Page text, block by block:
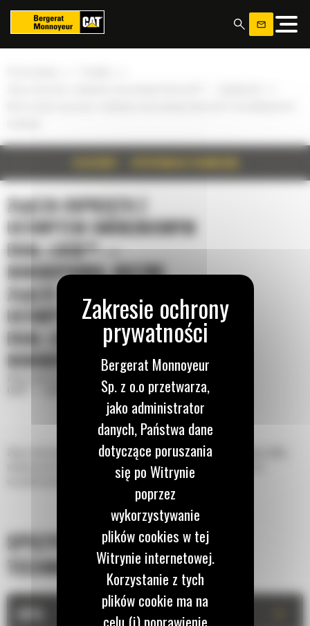
ZŁĄCZA OSPRZĘTU Z
UCHWYTEM SWORZNIOWYM
DUAL LOCK™ —
MINIKOPARKA, RĘCZNE
ZŁĄCZE OSPRZĘTU Z
UCHWYTEM SWORZNIOWYM
DUAL LOCK™ DO
MINIKOPAREK 5-TONOWYCH
Złącza osprzętu z uchwytem sworzniowym Dual Lock™ Cat® umożliwiają szybką
wymianę osprzętu roboczego — z korzyścią dla ogólnej wydajności pracy i
SPECYFIKACJA
TECHNICZNA
Panel zarządzania plikami cookies
Bergerat Monnoyeur
Sp. z o.o przetwarza,
jako administrator
danych, Państwa dane
dotyczące poruszania
się po Witrynie
poprzez
wykorzystywanie
plików cookies w tej
Witrynie internetowej.
Korzystanie z tych
plików cookie ma na
celu (i) poprawienie